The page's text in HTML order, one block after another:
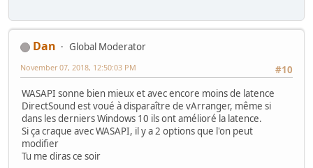
Dan
Global Moderator
#10
November 07, 2018, 12:50:03 PM
WASAPI sonne bien mieux et avec encore moins de latence
DirectSound est voué à disparaître de vArranger, même si
dans les derniers Windows 10 ils ont amélioré la latence.
Si ça craque avec WASAPI, il y a 2 options que l'on peut
modifier
Tu me diras ce soir